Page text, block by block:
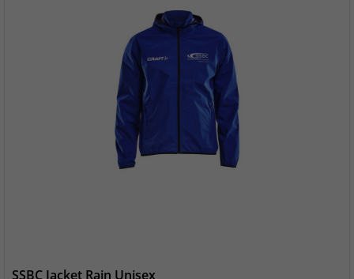
SSBC Jacket Rain Unisex